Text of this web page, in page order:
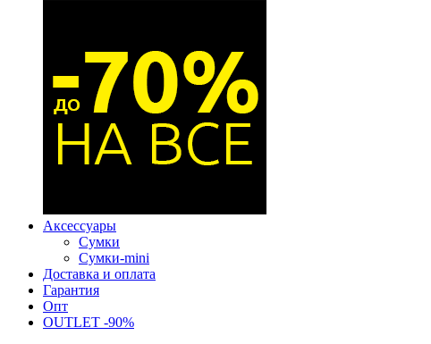
Аксессуары
Сумки
Сумки-mini
Доставка и оплата
Гарантия
Опт
OUTLET -90%